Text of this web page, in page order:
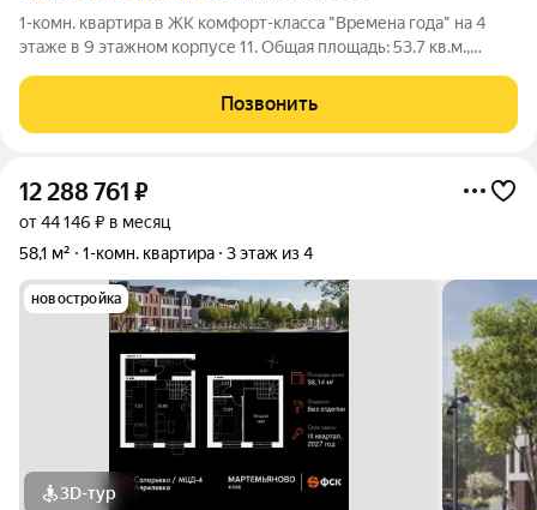
1-комн. квартира в ЖК комфорт-класса "Времена года" на 4
этаже в 9 этажном корпусе 11. Общая площадь: 53.7 кв.м.,
современный жилой комплекс комфорт-класса,
расположенный в тихом и зеленом
Позвонить
12 288 761 ₽
от 44 146 ₽ в месяц
58,1 м²
1-комн. квартира 3 этаж из 4
новостройка
3D-тур